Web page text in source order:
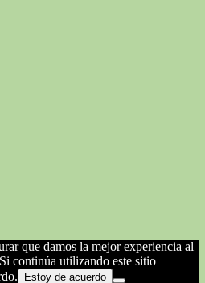
que damos la mejor experiencia al
continúa utilizando este sitio
Estoy de acuerdo